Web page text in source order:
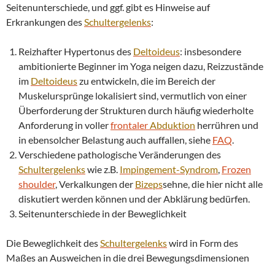
Seitenunterschiede, und ggf. gibt es Hinweise auf
Erkrankungen desSchultergelenks:
Reizhafter Hypertonus des Deltoideus: insbesondere
ambitionierte Beginner im Yoga neigen dazu, Reizzustände
im Deltoideuszu entwickeln, die im Bereich der
Muskelursprünge lokalisiert sind, vermutlich von einer
Überforderung der Strukturen durch häufig wiederholte
Anforderung in vollerfrontalerAbduktion herrühren und
in ebensolcher Belastung auch auffallen, siehe FAQ.
Verschiedene pathologische Veränderungen des
Schultergelenkswie z.B. Impingement-Syndrom, Frozen
shoulder, Verkalkungen der Bizepssehne, die hier nicht alle
diskutiert werden können und der Abklärung bedürfen.
Seitenunterschiede in der Beweglichkeit
Die Beweglichkeit desSchultergelenkswird in Form des
Maßes an Ausweichen in die drei Bewegungsdimensionen